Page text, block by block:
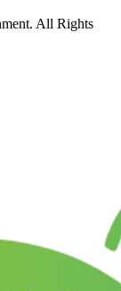
All Rights